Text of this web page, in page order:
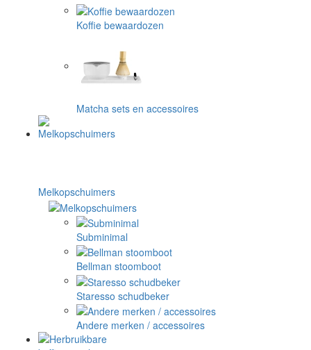
Koffie bewaardozen
Matcha sets en accessoires
Melkopschuimers
Subminimal
Bellman stoomboot
Staresso schudbeker
Andere merken / accessoires